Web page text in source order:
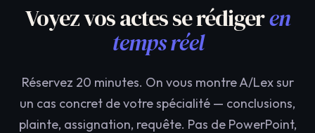
Voyez vos actes se rédigeren
temps réel
Réservez 20 minutes. On vous montre A/Lex sur
un cas concret de votre spécialité — conclusions,
plainte, assignation, requête. Pas de PowerPoint,